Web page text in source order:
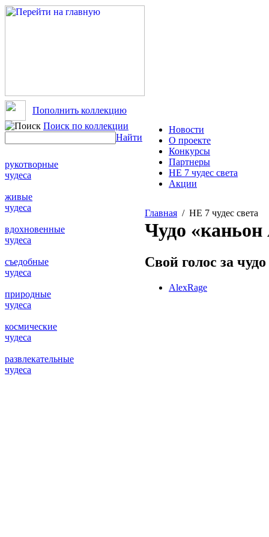
Пополнить коллекцию
Поиск по коллекции
Найти
рукотворные
чудеса
живые
чудеса
вдохновенные
чудеса
съедобные
чудеса
природные
чудеса
космические
чудеса
развлекательные
чудеса
Новости
О проекте
Конкурсы
Партнеры
НЕ 7 чудес света
Акции
Главная / НЕ 7 чудес света
Чудо
Свой голос за
AlexRage